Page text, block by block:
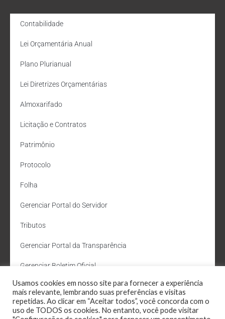
Contabilidade
Lei Orçamentária Anual
Plano Plurianual
Lei Diretrizes Orçamentárias
Almoxarifado
Licitação e Contratos
Patrimônio
Protocolo
Folha
Gerenciar Portal do Servidor
Tributos
Gerenciar Portal da Transparência
Gerenciar Boletim Oficial
Departamento de Água e Esgoto
Administração Site
Usamos cookies em nosso site para fornecer a experiência
mais relevante, lembrando suas preferências e visitas
repetidas. Ao clicar em “Aceitar todos”, você concorda com o
uso de TODOS os cookies. No entanto, você pode visitar